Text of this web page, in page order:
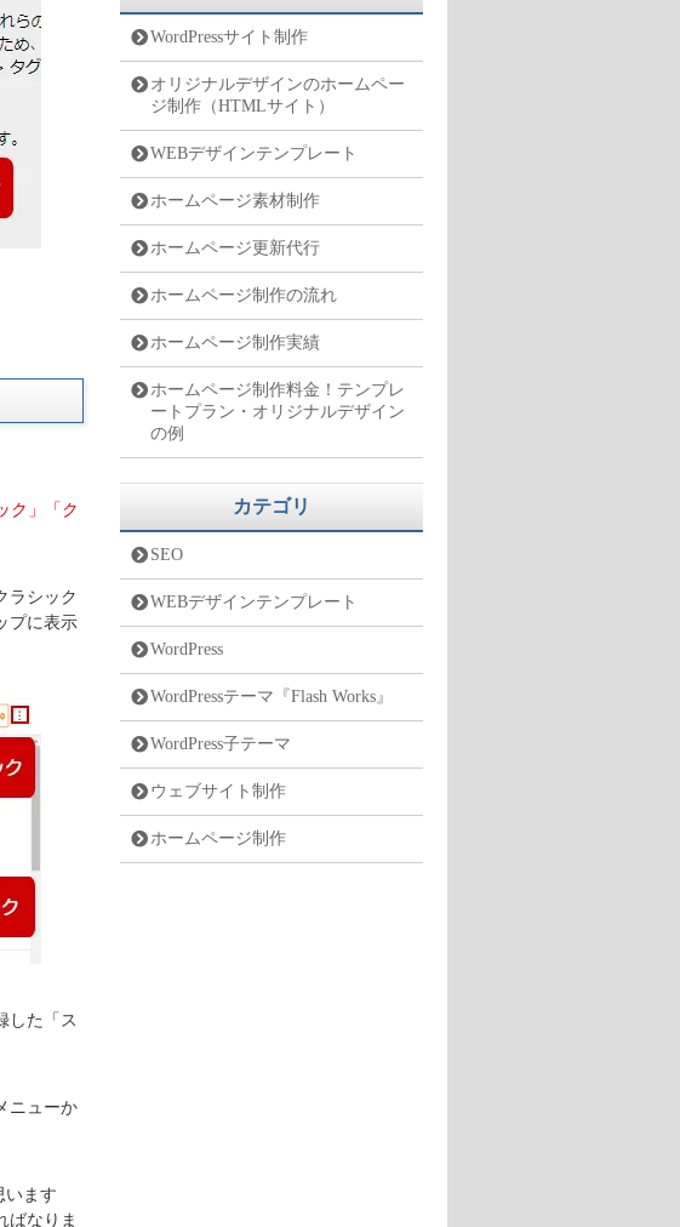
ク」「ク
ラシック
プに表示
した「ス
ニューか
います
ばなりま
WordPressサイト制作
オリジナルデザインのホームペー
ジ制作（HTMLサイト）
WEBデザインテンプレート
ホームページ素材制作
ホームページ更新代行
ホームページ制作の流れ
ホームページ制作実績
ホームページ制作料金！テンプレ
ートプラン・オリジナルデザイン
の例
カテゴリ
SEO
WEBデザインテンプレート
WordPress
WordPressテーマ『Flash Works』
WordPress子テーマ
ウェブサイト制作
ホームページ制作